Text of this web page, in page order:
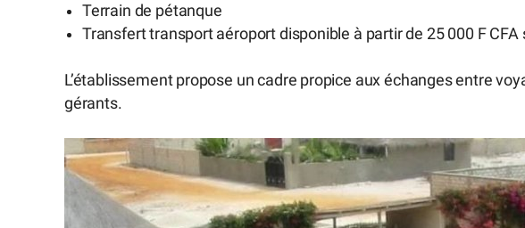
Terrain de pétanque
Transfert transport aéroport disponible à partir de 25 000 F CFA
L’établissement propose un cadre propice aux échanges entre
gérants.